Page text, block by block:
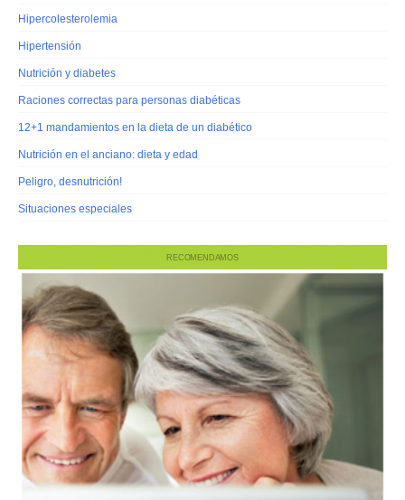
Hipercolesterolemia
Hipertensión
Nutrición y diabetes
Raciones correctas para personas diabéticas
12+1 mandamientos en la dieta de un diabético
Nutrición en el anciano: dieta y edad
Peligro, desnutrición!
Situaciones especiales
RECOMENDAMOS